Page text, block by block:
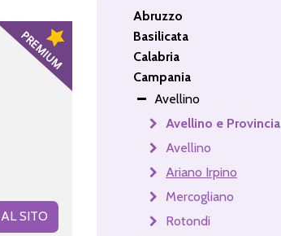
SITO
Abruzzo
Basilicata
Calabria
Campania
Avellino
Avellino e Provincia
Avellino
Ariano Irpino
Mercogliano
Rotondi